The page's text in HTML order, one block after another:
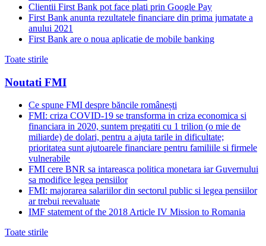
Clientii First Bank pot face plati prin Google Pay
First Bank anunta rezultatele financiare din prima jumatate a
anului 2021
First Bank are o noua aplicatie de mobile banking
Toate stirile
Noutati FMI
Ce spune FMI despre băncile românești
FMI: criza COVID-19 se transforma in criza economica si
financiara in 2020, suntem pregatiti cu 1 trilion (o mie de
miliarde) de dolari, pentru a ajuta tarile in dificultate;
prioritatea sunt ajutoarele financiare pentru familiile si firmele
vulnerabile
FMI cere BNR sa intareasca politica monetara iar Guvernului
sa modifice legea pensiilor
FMI: majorarea salariilor din sectorul public si legea pensiilor
ar trebui reevaluate
IMF statement of the 2018 Article IV Mission to Romania
Toate stirile